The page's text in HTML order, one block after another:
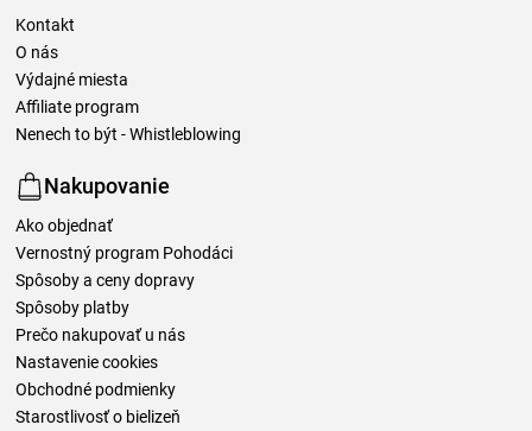
Kontakt
O nás
Výdajné miesta
Affiliate program
Nenech to být - Whistleblowing
Nakupovanie
Ako objednať
Vernostný program Pohodáci
Spôsoby a ceny dopravy
Spôsoby platby
Prečo nakupovať u nás
Nastavenie cookies
Obchodné podmienky
Starostlivosť o bielizeň